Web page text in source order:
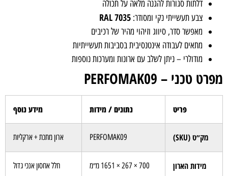
דלתות סגורות להגנה מלאה על תכולה
צבע תעשייתי נקי ומסודר: RAL 7035
מאפשר סדר, סיווג וזיהוי מהיר של רכיבים
מתאים לעבודה אינטנסיבית בסביבות תעשייתיות
מודולרי – ניתן לשלב עם ארונות ומערכות נוספות
מפרט טכני – PERFOMAK09
פריט נתונים / מידות מידע נוסף
מק״ט (SKU) PERFOMAK09 ארון מתכת + ארקליות
מידות הארון 700 × 267 × 1651 מ״מ חלל אחסון אנכי גדול